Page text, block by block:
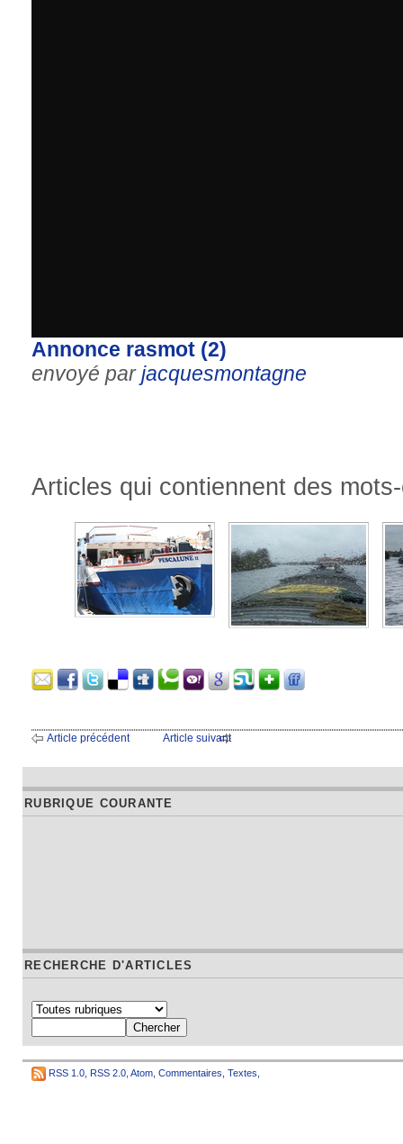
Annonce rasmot (2)
envoyé parjacquesmontagne
Articles qui contiennent des
Article précédent Article suivant
RUBRIQUE COURANTE
RECHERCHE D'ARTICLES
RSS 1.0 RSS 2.0 Atom Commentaires Textes